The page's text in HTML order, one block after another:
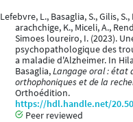
Lefebvre, L., Basaglia, S., Gilis,
arachchige, K., Miceli, A.,
Simoes loureiro, I. (2023).
psychopathologique des
a maladie d'Alzheimer. In
Basaglia,Langage oral : état
orthophoniques et de la
Orthoédition.
https://hdl.handle.net/
Peer reviewed